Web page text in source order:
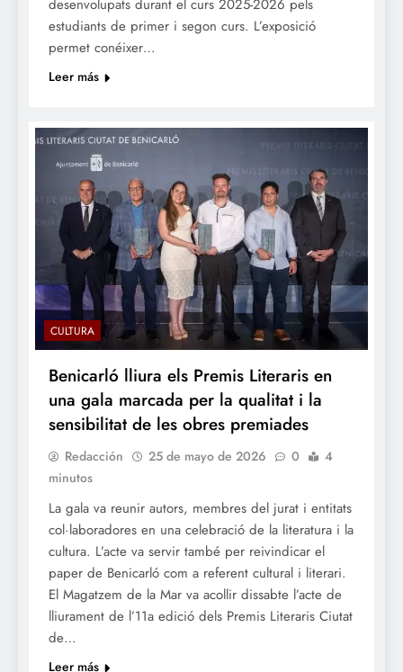
desenvolupats durant el curs 2025-2026 pels
estudiants de primer i segon curs. L’exposició
permet conéixer…
Leer más
CULTURA
Benicarló lliura els Premis Literaris en
una gala marcada per la qualitat i la
sensibilitat de les obres premiades
Redacción 25 de mayo de 2026 0
4
minutos
La gala va reunir autors, membres del jurat i entitats
col·laboradores en una celebració de la literatura i la
cultura. L’acte va servir també per reivindicar el
paper de Benicarló com a referent cultural i literari.
El Magatzem de la Mar va acollir dissabte l’acte de
lliurament de l’11a edició dels Premis Literaris Ciutat
de…
Leer más